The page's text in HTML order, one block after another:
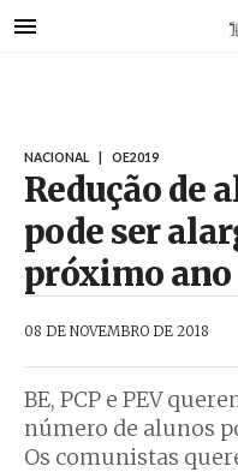
para
NACIONAL OE2019
Redução de
pode ser
próximo ano
08 DE NOVEMBRO DE 2018
BE, PCP e PEV
número de alunos
Os comunistas